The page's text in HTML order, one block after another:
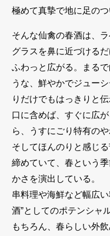
極めて真摯で地に足の
そんな仙禽の春酒は、
グラスを鼻に近づける
ふわっと広がる。まる
うな、鮮やかでジュー
りだけでもはっきりと伝
口に含めば、すぐに広
ら、うすにごり特有の
そしてほんのりと感じ
締めていて、春という
かさを演出している。
串料理や海鮮など幅広
酒”としてのポテンシャ
もちろん、春らしい外